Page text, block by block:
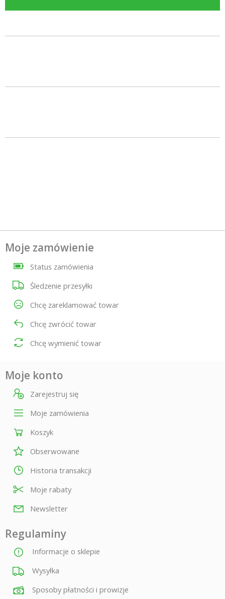
Moje zamówienie
Status zamówienia
Śledzenie przesyłki
Chcę zareklamować towar
Chcę zwrócić towar
Chcę wymienić towar
Moje konto
Zarejestruj się
Moje zamówienia
Koszyk
Obserwowane
Historia transakcji
Moje rabaty
Newsletter
Regulaminy
Informacje o sklepie
Wysyłka
Sposoby płatności i prowizje